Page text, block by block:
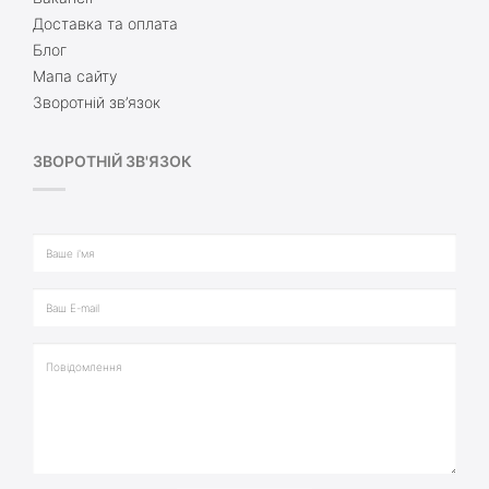
Доставка та оплата
Блог
Мапа сайту
Зворотній зв’язок
ЗВОРОТНІЙ ЗВ'ЯЗОК